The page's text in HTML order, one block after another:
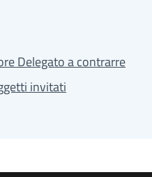
Delegato a contrarre
invitati